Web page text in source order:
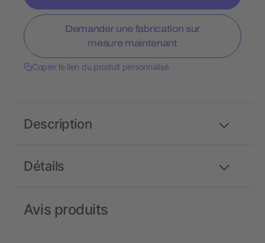
Demander une fabrication sur
mesure maintenant
Copier le lien du produit personnalisé
Détails
Description
Avis produits